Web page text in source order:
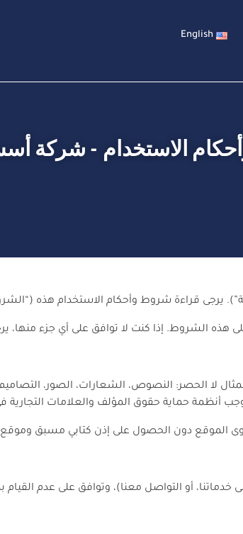
English
الاستخدام - شركة
يرجى قراءة شروط وأحكام الاستخدام هذه
هذه الشروط. إذا كنت لا توافق على أي جزء منها،
لا الحصر: النصوص، الشعارات، الصور، التصاميم،
حماية حقوق المؤلف والعلامات التجارية
الموقع دون الحصول على إذن كتابي مسبق
أو التواصل معنا)، وتوافق على عدم القيام